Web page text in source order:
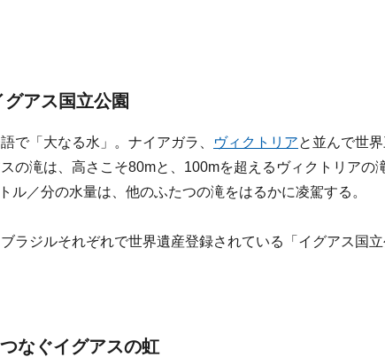
アス国立公園
で「大なる水」。ナイアガラ、 ヴィクトリアと並んで世
の滝は、高さこそ80mと、100mを超えるヴィクトリアの
ル／分の水量は、他のふたつの滝をはるかに凌駕する。
ラジルそれぞれで世界遺産登録されている「イグアス国
なぐイグアスの虹